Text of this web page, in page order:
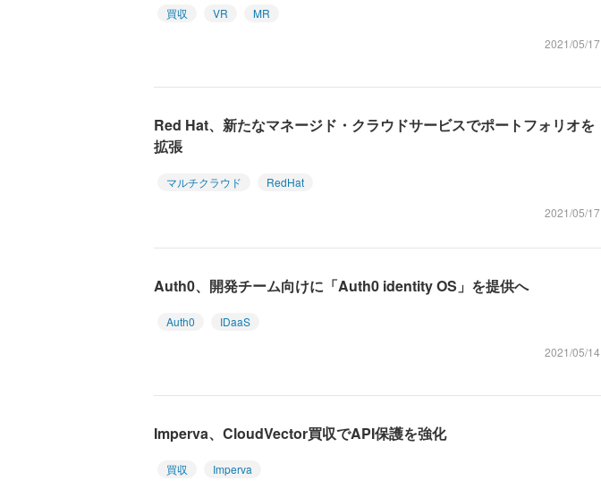
買収 VR
MR
2021/05/17
Red Hat、新たなマネージド・クラウドサービスでポートフォリオを
拡張
マルチクラウド
RedHat
2021/05/17
Auth0、開発チーム向けに「Auth0 identity OS」を提供へ
Auth0
IDaaS
2021/05/14
Imperva、CloudVector買収でAPI保護を強化
買収
Imperva